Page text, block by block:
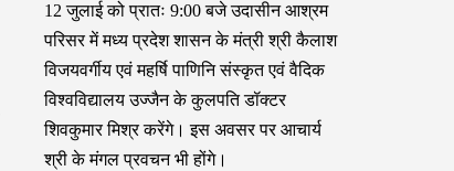
12 जुलाई को प्रातः 9:00 बजे उदासीन आश्रम
परिसर में मध्य प्रदेश शासन के मंत्री श्री कैलाश
विजयवर्गीय एवं महर्षि पाणिनि संस्कृत एवं वैदिक
विश्वविद्यालय उज्जैन के कुलपति डॉक्टर
शिवकुमार मिश्र करेंगे। इस अवसर पर आचार्य
श्री के मंगल प्रवचन भी होंगे।